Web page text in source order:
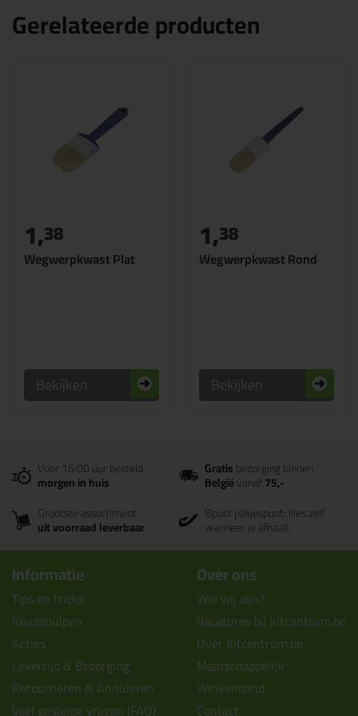
Gerelateerde producten
Wegwerpkwast Plat
1,38
Bekijken
Wegwerpkwast Rond
1,38
Bekijken
Voor 16:00 uur besteld
morgen in huis
Gratisbezorging binnen
Belgiëvanaf75,-
Grootste assortiment
uit voorraad leverbaar
Bpost pakjespunt: kies zelf
wanneer je afhaalt
Informatie
Tips en tricks
Keuzehulpen
Acties
Levertijd & Bezorging
Retourneren & Annuleren
Veel gestelde vragen (FAQ)
Over ons
Wie wij zijn?
Vacatures bij kitcentrum.be
Over Kitcentrum.be
Maatschappelijk
Winkelmand
Contact